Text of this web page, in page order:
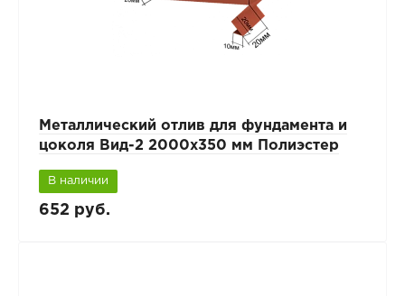
Металлический отлив для фундамента и
цоколя Вид-2 2000x350 мм Полиэстер
В наличии
652 руб.